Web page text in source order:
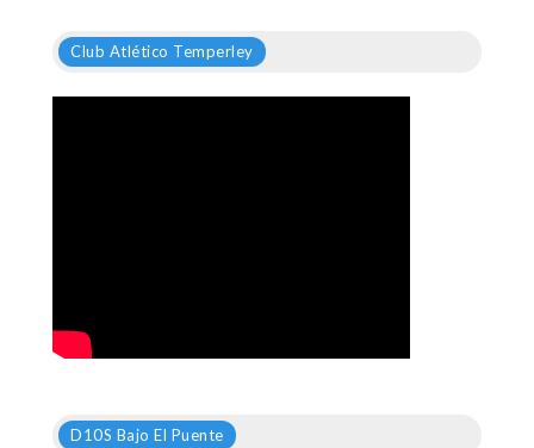
Club Atlético Temperley
D10S Bajo El Puente